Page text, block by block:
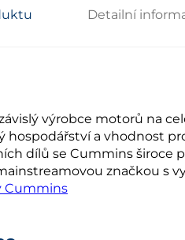
Detailní
výrobce motorů na
hospodářství a vhodnost
dílů se Cummins široce
značkou s
Cummins